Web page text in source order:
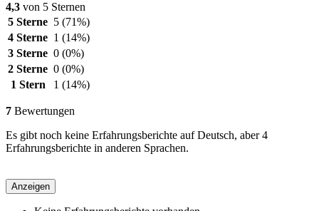
4,3 von 5 Sternen
5 Sterne 5 (71%)
4 Sterne 1 (14%)
3 Sterne 0 (0%)
2 Sterne 0 (0%)
1 Stern
1 (14%)
7 Bewertungen
Es gibt noch keine Erfahrungsberichte auf Deutsch, aber 4
Erfahrungsberichte in anderen Sprachen.
Anzeigen